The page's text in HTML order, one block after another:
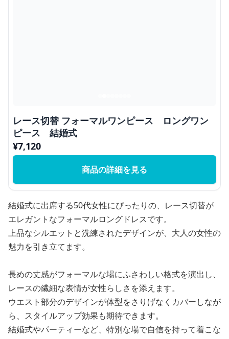
レース切替 フォーマルワンピース ロングワン
ピース 結婚式
¥7,120
商品の詳細を見る
結婚式に出席する50代女性にぴったりの、レース切替が
エレガントなフォーマルロングドレスです。
上品なシルエットと洗練されたデザインが、大人の女性の
魅力を引き立てます。
長めの丈感がフォーマルな場にふさわしい格式を演出し、
レースの繊細な表情が女性らしさを添えます。
ウエスト部分のデザインが体型をさりげなくカバーしなが
ら、スタイルアップ効果も期待できます。
結婚式やパーティーなど、特別な場で自信を持って着こな